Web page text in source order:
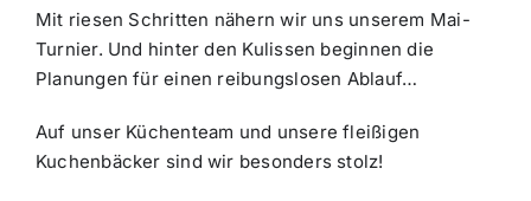
Mit riesen Schritten nähern wir uns unserem Mai-
Turnier. Und hinter den Kulissen beginnen die
Planungen für einen reibungslosen Ablauf…
Auf unser Küchenteam und unsere fleißigen
Kuchenbäcker sind wir besonders stolz!